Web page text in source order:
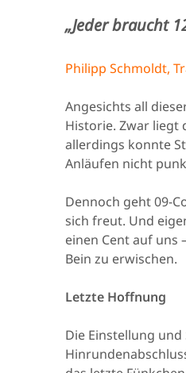
„Jeder braucht
Philipp Schmoldt,
Angesichts all
Historie. Zwar liegt
allerdings konnte
Anläufen nicht
Dennoch geht 09-
sich freut. Und
einen Cent auf uns
Bein zu erwischen.
Letzte Hoffnung
Die Einstellung